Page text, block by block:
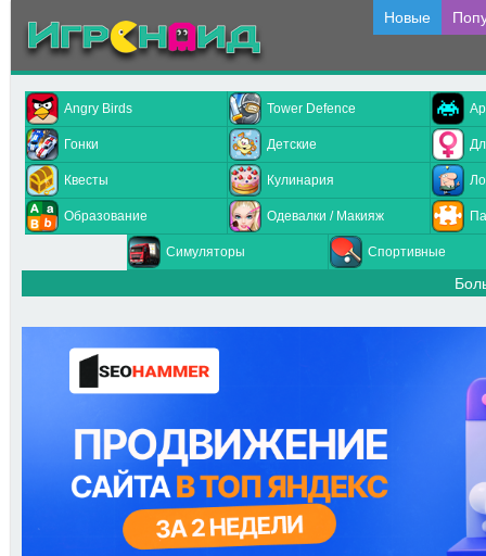
Новые
Angry Birds Tower Defence
Гонки Детские
Квесты Кулинария
Образование Одевалки / Макияж
Симуляторы Спортивные